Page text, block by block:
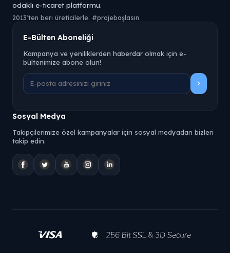
odaklı e-ticaret platformu.
2013’ten beri üreticilerle. #projebaşlasın
E-Bülten Aboneliği
Kampanya ve yeniliklerden haberdar olmak için e-
bültenimize abone olun!
Sosyal Medya
Takipçilerimize özel kampanyalar için sosyal medyadan bizleri
takip edin.